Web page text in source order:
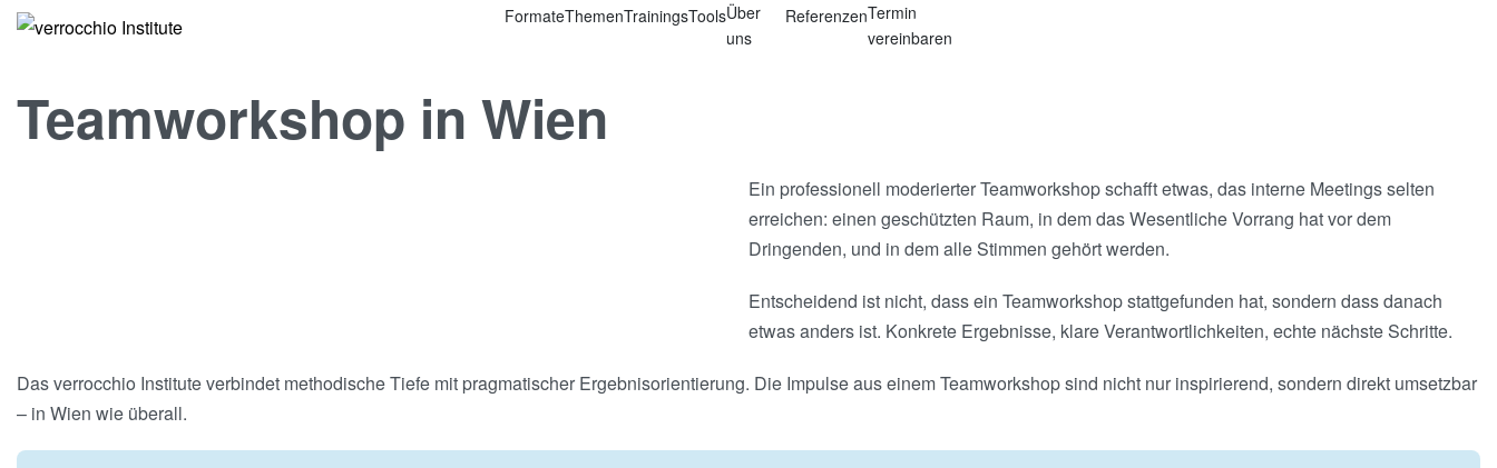
FormateThemenTrainingsToolsÜber
uns
ReferenzenTermin
vereinbaren
Teamworkshop in Wien
Ein professionell moderierter Teamworkshop schafft etwas, das interne Meetings selten
erreichen: einen geschützten Raum, in dem das Wesentliche Vorrang hat vor dem
Dringenden, und in dem alle Stimmen gehört werden.
Entscheidend ist nicht, dass ein Teamworkshop stattgefunden hat, sondern dass danach
etwas anders ist. Konkrete Ergebnisse, klare Verantwortlichkeiten, echte nächste Schritte.
Das verrocchio Institute verbindet methodische Tiefe mit pragmatischer Ergebnisorientierung. Die Impulse aus einem Teamworkshop sind nicht nur inspirierend, sondern direkt umsetzbar
– in Wien wie überall.